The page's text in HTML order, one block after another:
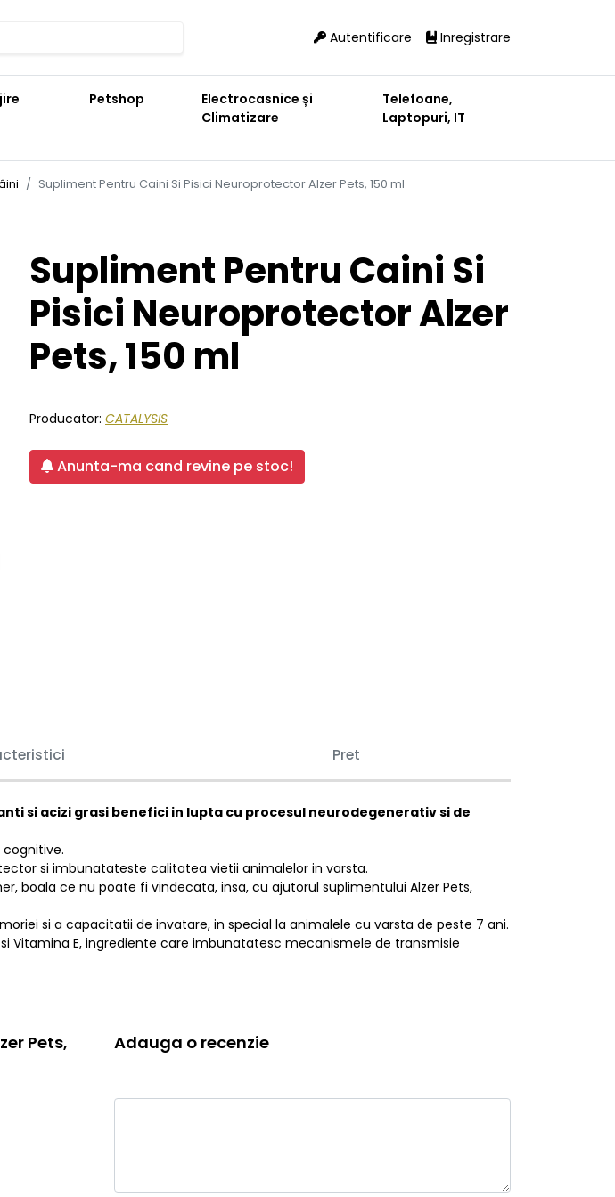
Autentificare Inregistrare
Petshop
Electrocasnice și
Climatizare
Telefoane,
Laptopuri, IT
Supliment Pentru Caini Si Pisici Neuroprotector Alzer Pets, 150 ml
Supliment Pentru Caini Si
Pisici Neuroprotector Alzer
Pets, 150 ml
Producator: CATALYSIS
Anunta-ma cand revine pe stoc!
Pret
si acizi grasi benefici in lupta cu procesul neurodegenerativ si de
si imbunatateste calitatea vietii animalelor in varsta.
boala ce nu poate fi vindecata, insa, cu ajutorul suplimentului Alzer Pets,
si a capacitatii de invatare, in special la animalele cu varsta de peste 7 ani.
Vitamina E, ingrediente care imbunatatesc mecanismele de transmisie
Pets,
Adauga o recenzie